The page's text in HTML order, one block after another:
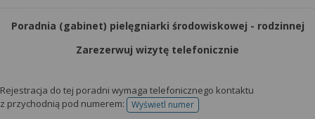
Poradnia (gabinet) pielęgniarki środowiskowej - rodzinnej
Zarezerwuj wizytę telefonicznie
Rejestracja do tej poradni wymaga telefonicznego kontaktu
z przychodnią pod numerem:
Wyświetl numertelefonu do rejestracji